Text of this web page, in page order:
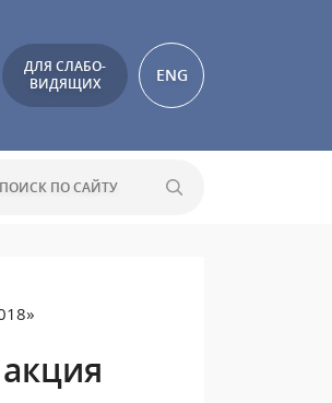
ДЛЯ СЛАБО-
ВИДЯЩИХ
ENG